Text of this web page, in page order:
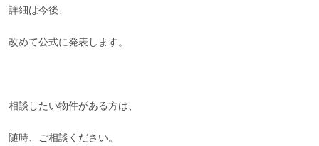
詳細は今後、
改めて公式に発表します。
相談したい物件がある方は、
随時、ご相談ください。